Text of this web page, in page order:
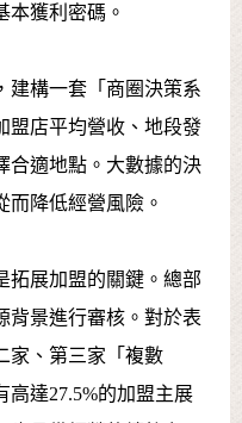
本獲利密碼。
建構一套「商圈決策系
盟店平均營收、地段發
合適地點。大數據的決
而降低經營風險。
拓展加盟的關鍵。總部
背景進行審核。對於表
家、第三家「複數
高達27.5%的加盟主展